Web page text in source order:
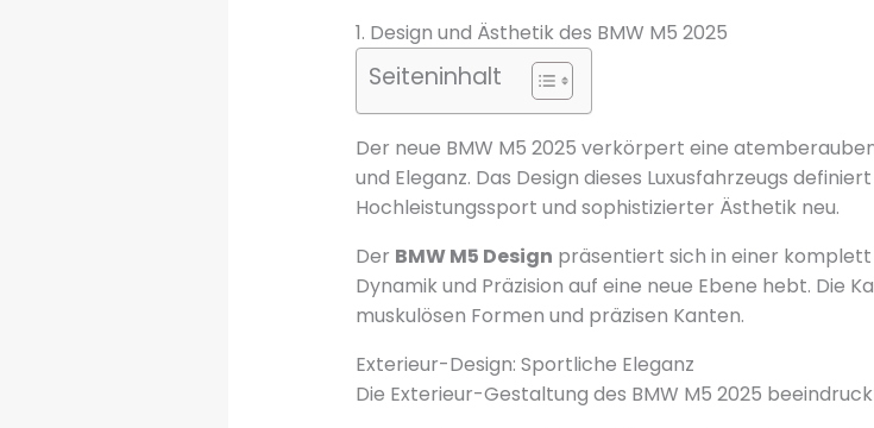
1. Design und Ästhetik des BMW M5 2025
Seiteninhalt
Der neue BMW M5 2025 verkörpert eine
und Eleganz. Das Design dieses Luxusfahrzeugs
Hochleistungssport und sophistizierter Ästhetik neu.
Der BMW M5 Design präsentiert sich in einer
Dynamik und Präzision auf eine neue Ebene hebt. Die
muskulösen Formen und präzisen Kanten.
Exterieur-Design: Sportliche Eleganz
Die Exterieur-Gestaltung des BMW M5 2025